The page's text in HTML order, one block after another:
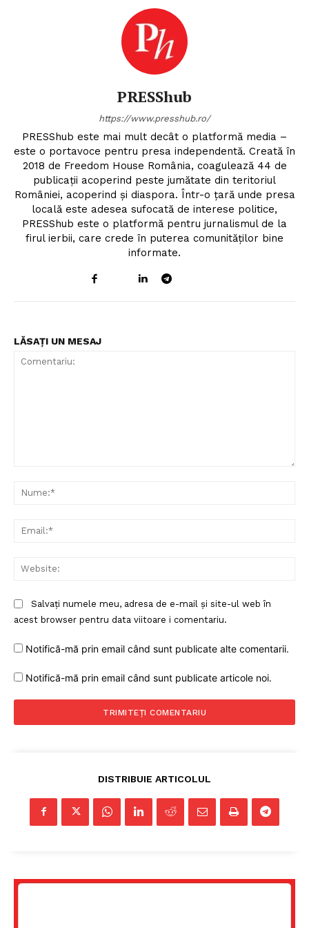
PRESShub
https://www.presshub.ro/
PRESShub este mai mult decât o platformă media –
este o portavoce pentru presa independentă. Creată în
2018 de Freedom House România, coagulează 44 de
publicații acoperind peste jumătate din teritoriul
României, acoperind și diaspora. Într-o țară unde presa
locală este adesea sufocată de interese politice,
PRESShub este o platformă pentru jurnalismul de la
firul ierbii, care crede în puterea comunităților bine
informate.
LĂSAȚI UN MESAJ
Salvați numele meu, adresa de e-mail și site-ul web în
acest browser pentru data viitoare i comentariu.
Notifică-mă prin email când sunt publicate alte comentarii.
Notifică-mă prin email când sunt publicate articole noi.
DISTRIBUIE ARTICOLUL